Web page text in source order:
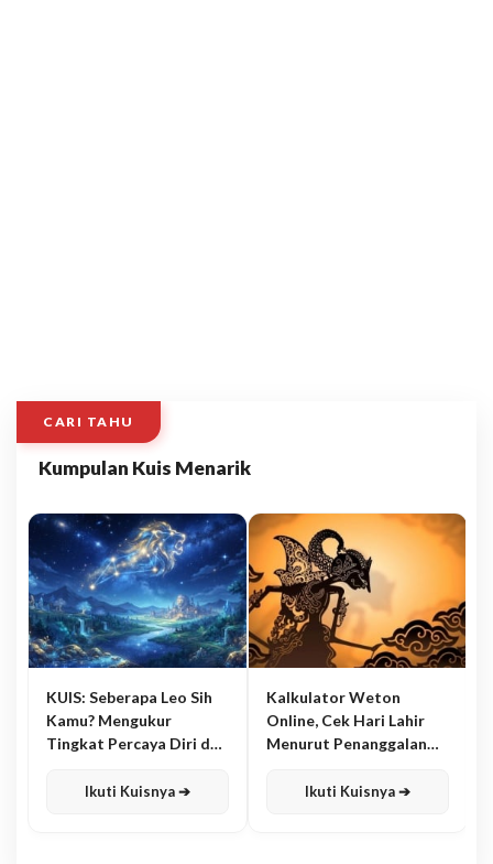
CARI TAHU
Kumpulan Kuis Menarik
KUIS: Seberapa Leo Sih
Kamu? Mengukur
Tingkat Percaya Diri dan
Ikuti Kuisnya ➔
Kalkulator Weton
Online, Cek Hari Lahir
Menurut Penanggalan
Ikuti Kuisnya ➔